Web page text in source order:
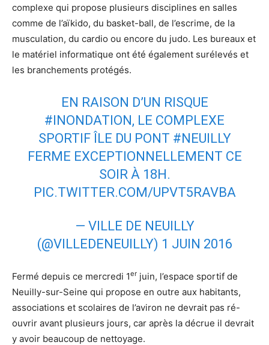
complexe qui propose plusieurs disciplines en salles
comme de l’aïkido, du basket-ball, de l’escrime, de la
musculation, du cardio ou encore du judo. Les bureaux et
le matériel informatique ont été également surélevés et
les branchements protégés.
EN RAISON D’UN RISQUE
#INONDATION, LE COMPLEXE
SPORTIF ÎLE DU PONT #NEUILLY
FERME EXCEPTIONNELLEMENT CE
SOIR À 18H.
PIC.TWITTER.COM/UPVT5RAVBA
— VILLE DE NEUILLY
(@VILLEDENEUILLY) 1 JUIN 2016
Fermé depuis ce mercredi 1er juin, l’espace sportif de
Neuilly-sur-Seine qui propose en outre aux habitants,
associations et scolaires de l’aviron ne devrait pas ré-
ouvrir avant plusieurs jours, car après la décrue il devrait
y avoir beaucoup de nettoyage.